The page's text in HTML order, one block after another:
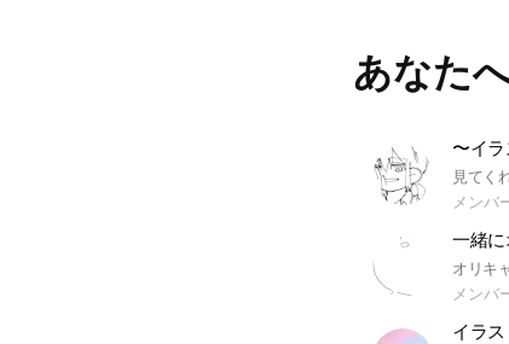
以上！ これを
あなた
〜イ
メンバ
一緒
メンバ